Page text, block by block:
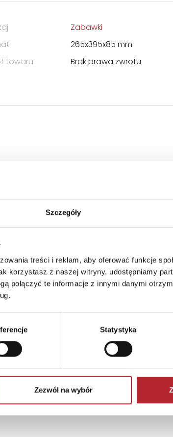
Szczegóły
treści i reklam, aby oferować funkcje
korzystasz z naszej witryny, udostępniamy
połączyć te informacje z innymi danymi
Statystyka
Zezwól na wybór
Zabawki
265x395x85 mm
towaru
Brak prawa zwrotu